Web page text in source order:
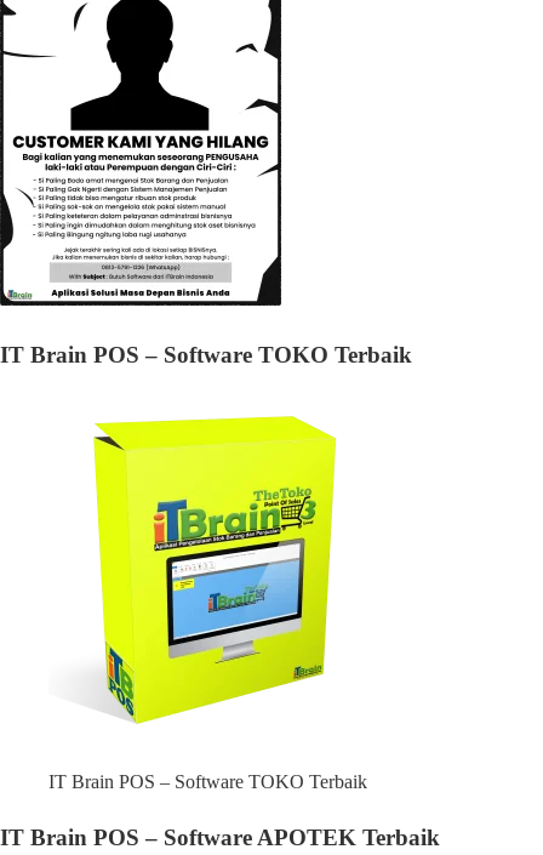
IT Brain POS – Software TOKO Terbaik
IT Brain POS – Software TOKO Terbaik
IT Brain POS – Software APOTEK Terbaik